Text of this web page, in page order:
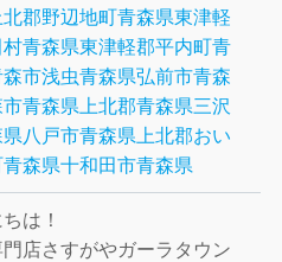
郡野辺地町青森県東津軽
村青森県東津軽郡平内町青
市浅虫青森県弘前市青森
市青森県上北郡青森県三沢
八戸市青森県上北郡おい
青森県十和田市青森県
は！
門店さすがやガーラタウン